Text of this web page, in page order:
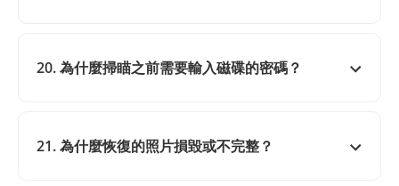
20. 為什麼掃瞄之前需要輸入磁碟的密碼？
21. 為什麼恢復的照片損毀或不完整？